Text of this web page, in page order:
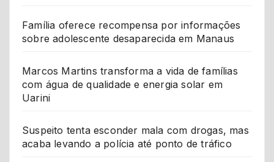
Família oferece recompensa por informações
sobre adolescente desaparecida em Manaus
Marcos Martins transforma a vida de famílias
com água de qualidade e energia solar em
Uarini
Suspeito tenta esconder mala com drogas, mas
acaba levando a polícia até ponto de tráfico